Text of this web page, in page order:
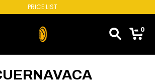
PRICE LIST
0